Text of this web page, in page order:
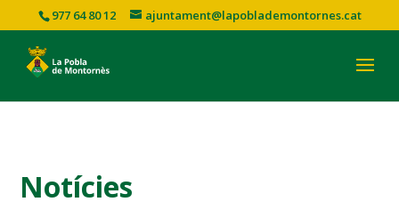
977 64 80 12 ajuntament@lapoblademontornes.cat
Notícies